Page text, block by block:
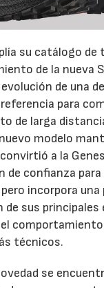
su catálogo de
de la nueva
de una
para
de larga
modelo
a la
de confianza
incorpora una
de sus principales
técnicos.
se